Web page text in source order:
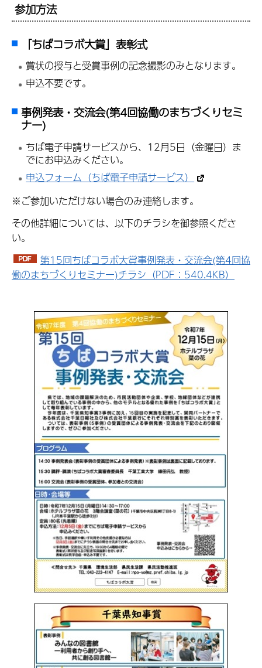
参加方法
「ちばコラボ大賞」表彰式
賞状の授与と受賞事例の記念撮影のみとなります。
申込不要です。
事例発表・交流会(第4回協働のまちづくりセミ
ナー)
ちば電子申請サービスから、12月5日（金曜日）ま
でにお申込みください。
申込フォーム（ちば電子申請サービス）
※ご参加いただけない場合のみ連絡します。
その他詳細については、以下のチラシを御参照くださ
い。
第15回ちばコラボ大賞事例発表・交流会(第4回協
働のまちづくりセミナー)チラシ（PDF：540.4KB）